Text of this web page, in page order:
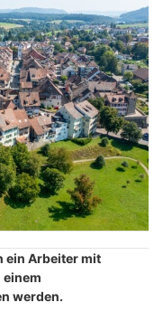
ein Arbeiter mit
werden.